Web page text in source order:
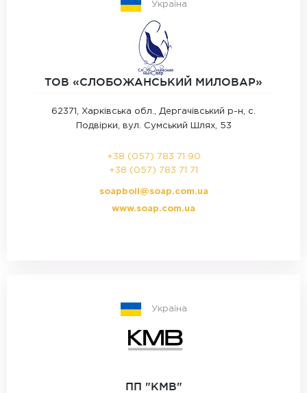
Україна
ТОВ «СЛОБОЖАНСЬКИЙ МИЛОВАР»‎
62371, Харківська обл., Дергачівський р-н, с.
Подвірки, вул. Сумський Шлях, 53
+38 (057) 783 71 90
+38 (057) 783 71 71
soapboil@soap.com.ua
www.soap.com.ua
Україна
ПП "КМВ"